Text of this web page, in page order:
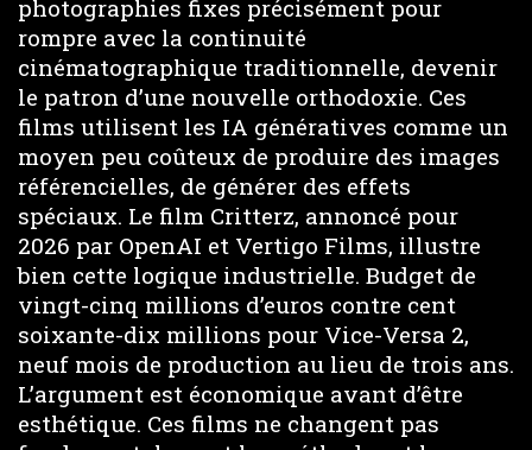
photographies fixes précisément pour
rompre avec la continuité
cinématographique traditionnelle, devenir
le patron d’une nouvelle orthodoxie. Ces
films utilisent les IA génératives comme un
moyen peu coûteux de produire des images
référencielles, de générer des effets
spéciaux. Le film Critterz, annoncé pour
2026 par OpenAI et Vertigo Films, illustre
bien cette logique industrielle. Budget de
vingt-cinq millions d’euros contre cent
soixante-dix millions pour Vice-Versa 2,
neuf mois de production au lieu de trois ans.
L’argument est économique avant d’être
esthétique. Ces films ne changent pas